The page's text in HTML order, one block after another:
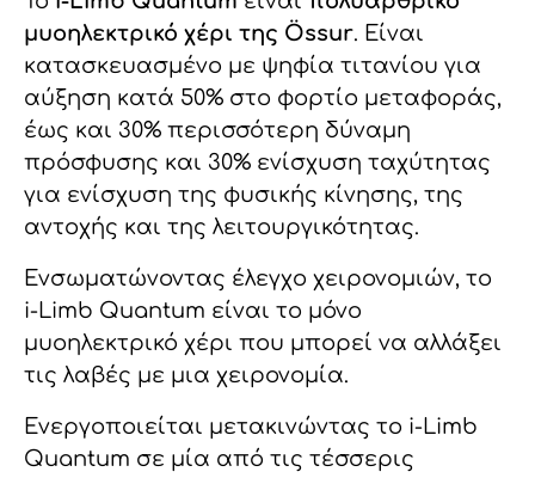
μυοηλεκτρικό χέρι της Össur. Είναι
κατασκευασμένο με ψηφία τιτανίου για
αύξηση κατά 50% στο φορτίο μεταφοράς,
έως και 30% περισσότερη δύναμη
πρόσφυσης και 30% ενίσχυση ταχύτητας
για ενίσχυση της φυσικής κίνησης, της
αντοχής και της λειτουργικότητας.
Ενσωματώνοντας έλεγχο χειρονομιών, το
i-Limb Quantum είναι το μόνο
μυοηλεκτρικό χέρι που μπορεί να αλλάξει
τις λαβές με μια χειρονομία.
Ενεργοποιείται μετακινώντας το i-Limb
Quantum σε μία από τις τέσσερις